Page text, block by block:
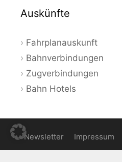
Auskünfte
Fahrplanauskunft
Bahnverbindungen
Zugverbindungen
Bahn Hotels
Newsletter Impressum